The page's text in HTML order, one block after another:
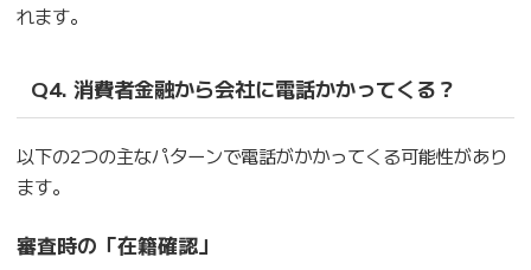
れます。
Q4. 消費者金融から会社に電話かかってくる？
以下の2つの主なパターンで電話がかかってくる可能性があり
ます。
審査時の「在籍確認」